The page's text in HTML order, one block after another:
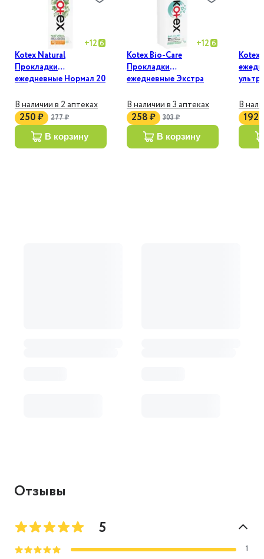
+12
Kotex Natural
Прокладки
ежедневные Нормал 20
В наличии в 2 аптеках
250 ₽ 277 ₽
в корзину
+12
Kotex Bio-Care
Прокладки
ежедневные Экстра
В наличии в 3 аптеках
258 ₽ 303 ₽
в корзину
Kotex
В
192
Отзывы
5
1